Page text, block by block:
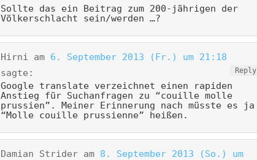
Sollte das ein Beitrag zum 200-jährigen der
Völkerschlacht sein/werden …?
Hirni am 6. September 2013 (Fr.) um 21:18
sagte:
Reply
Google translate verzeichnet einen rapiden
Anstieg für Suchanfragen zu “couille molle
prussien”. Meiner Erinnerung nach müsste es ja
“Molle couille prussienne” heißen.
Damian Strider am 8. September 2013 (So.) um